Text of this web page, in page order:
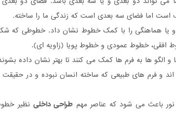
اما فضای سه بعدی است که زندگی ما را ساخته.
یا هماهنگی را با کمک خطوط نشان داد. خطوطی که
افقی، خطوط عمودی و خطوط پویا (زاویه ای).
الگو ها به فرم ها کمک می کنند تا بهتر نشان داده
و فرم های طبیعی که ساخته انسان نبوده و در حقیقت
باعث می شود که عناصر مهم طراحی داخلی نظیر